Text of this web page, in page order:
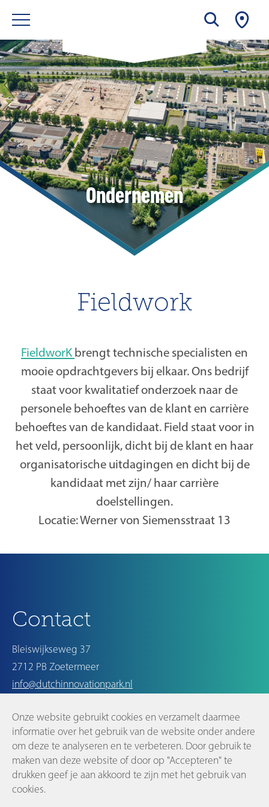
Onze website gebruikt cookies en verzamelt daarmee
informatie over het gebruik van de website onder andere
om deze te analyseren en te verbeteren. Door gebruik te
maken van deze website of door op "Accepteren" te
drukken geef je aan akkoord te zijn met het gebruik van
cookies.
Ondernemen
Fieldwork
FieldworK brengt technische specialisten en
mooie opdrachtgevers bij elkaar. Ons bedrijf
staat voor kwalitatief onderzoek naar de
personele behoeftes van de klant en carrière
behoeftes van de kandidaat. Field staat voor in
het veld, persoonlijk, dicht bij de klant en haar
organisatorische uitdagingen en dicht bij de
kandidaat met zijn/ haar carrière
doelstellingen.
Locatie: Werner von Siemensstraat 13
Contact
Bleiswijkseweg 37
2712 PB Zoetermeer
info@dutchinnovationpark.nl
Op de hoogte blijven